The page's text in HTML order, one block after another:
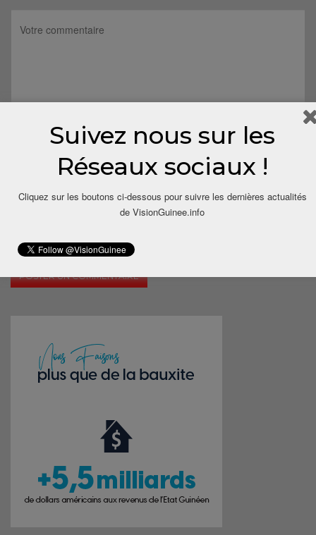
time I comment.
Suivez nous sur les
Réseaux sociaux !
Cliquez sur les boutons ci-dessous pour suivre les dernières actualités
de VisionGuinee.info